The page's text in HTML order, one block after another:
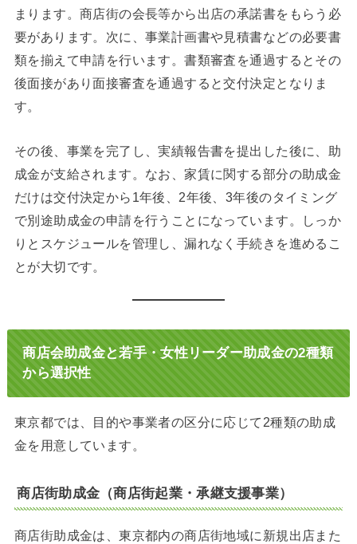
まります。商店街の会長等から出店の承諾書をもらう必
要があります。次に、事業計画書や見積書などの必要書
類を揃えて申請を行います。書類審査を通過するとその
後面接があり面接審査を通過すると交付決定となりま
す。
その後、事業を完了し、実績報告書を提出した後に、助
成金が支給されます。なお、家賃に関する部分の助成金
だけは交付決定から1年後、2年後、3年後のタイミング
で別途助成金の申請を行うことになっています。しっか
りとスケジュールを管理し、漏れなく手続きを進めるこ
とが大切です。
商店会助成金と若手・女性リーダー助成金の2種類
から選択性
東京都では、目的や事業者の区分に応じて2種類の助成
金を用意しています。
商店街助成金（商店街起業・承継支援事業）
商店街助成金は、東京都内の商店街地域に新規出店また